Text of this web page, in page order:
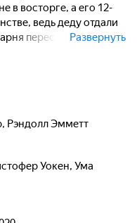
в восторге, а его 12-
ведь деду отдали
переселили на
мальчик
оказывается не так
Развернуть
, Рэндолл Эмметт
Уокен, Ума